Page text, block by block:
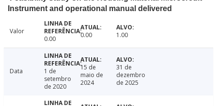
Instrument and operational manual delivered
Valor
0.00
0.00 1.00
Data
1 de
setembro
de 2020
15 de
maio de
2024
31 de
dezembro
de 2025